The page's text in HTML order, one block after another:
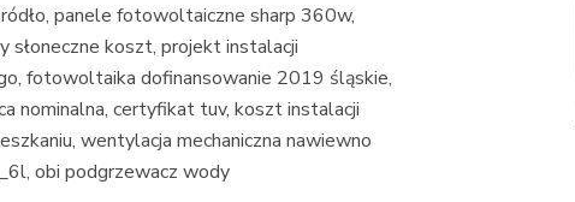
panele fotowoltaiczne sharp 360w,
słoneczne koszt, projekt instalacji
fotowoltaika dofinansowanie 2019 śląskie,
nominalna, certyfikat tuv, koszt instalacji
wentylacja mechaniczna nawiewno
obi podgrzewacz wody